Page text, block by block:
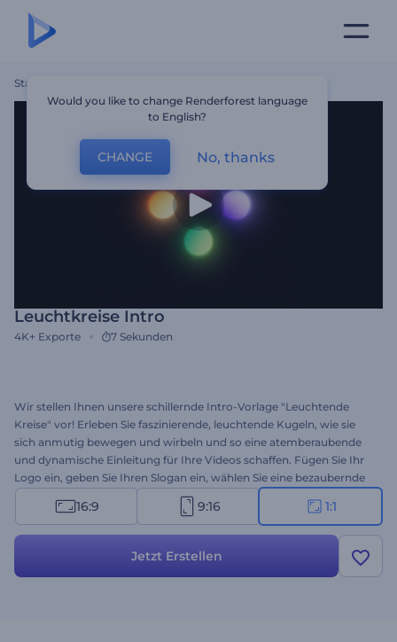
Startseite
Leuchtkreise Intro
4K+ Exporte 7 Sekunden
Wir stellen Ihnen unsere schillernde Intro-Vorlage "Leuchtende
Kreise" vor! Erleben Sie faszinierende, leuchtende Kugeln, wie sie
sich anmutig bewegen und wirbeln und so eine atemberaubende
und dynamische Einleitung für Ihre Videos schaffen. Fügen Sie Ihr
Logo ein, geben Sie Ihren Slogan ein, wählen Sie eine bezaubernde
Hintergrundmusik aus, und lassen Sie die Kreise Ihren Inhalt in
einer visuell fesselnden Darstellung erleuchten. Perfekt für Konzert-
andere Projekte. Erstellen Sie jetzt und fesseln Sie Ihr Publikum von
16:9 9:16 1:1
Jetzt Erstellen
Would you like to change Renderforest language
to English?
CHANGE No, thanks